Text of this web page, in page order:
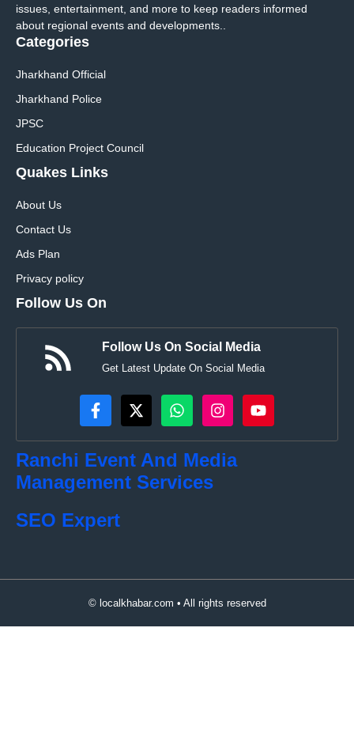
issues, entertainment, and more to keep readers informed
about regional events and developments..
Categories
Jharkhand Official
Jharkhand Police
JPSC
Education Project Council
Quakes Links
About Us
Contact Us
Ads Plan
Privacy policy
Follow Us On
Follow Us On Social Media
Get Latest Update On Social Media
Ranchi Event And Media
Management Services
SEO Expert
© localkhabar.com • All rights reserved